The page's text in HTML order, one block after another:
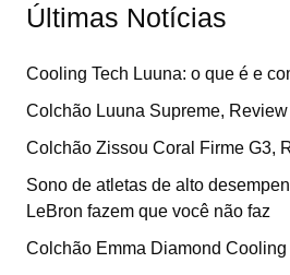
Últimas Notícias
Cooling Tech Luuna: o que é e
Colchão Luuna Supreme,
Colchão Zissou Coral Firme G3,
Sono de atletas de alto
LeBron fazem que você não faz
Colchão Emma Diamond